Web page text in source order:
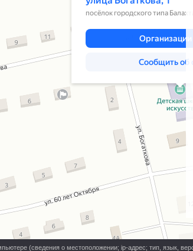
(сведения о местоположении; ip-адрес; тип, язык,